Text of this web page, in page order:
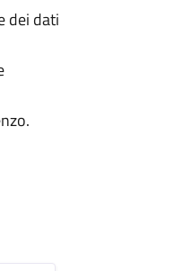
dei dati